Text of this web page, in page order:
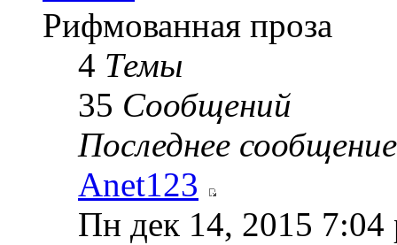
Рифмованная проза
4 Темы
35 Сообщений
Последнее сообщение
Anet123
Пн дек 14, 2015 7:04